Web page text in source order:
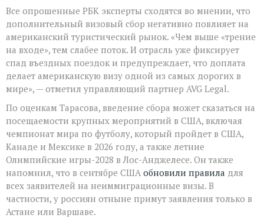
Все опрошенные РБК эксперты сходятся во мнении, что
дополнительный визовый сбор негативно повлияет на
американский туристический рынок. «Чем выше «трение
на входе», тем слабее поток. И отрасль уже фиксирует
спад въездных поездок и предупреждает, что доплата
делает американскую визу одной из самых дорогих в
мире», — отметил управляющий партнер AVG Legal.
По оценкам Тарасова, введение сбора может сказаться на
посещаемости крупных мероприятий в США, включая
чемпионат мира по футболу, который пройдет в США,
Канаде и Мексике в 2026 году, а также летние
Олимпийские игры-2028 в Лос-Анджелесе. Он также
напомнил, что в сентябре США обновили правила для
всех заявителей на неиммиграционные визы. В
частности, у россиян отныне примут заявления только в
Астане или Варшаве.